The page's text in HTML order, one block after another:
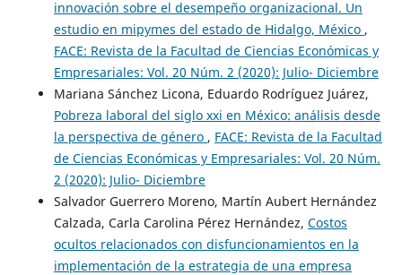
innovación sobre el desempeño organizacional. Un
estudio en mipymes del estado de Hidalgo, México ,
FACE: Revista de la Facultad de Ciencias Económicas y
Empresariales: Vol. 20 Núm. 2 (2020): Julio- Diciembre
Mariana Sánchez Licona, Eduardo Rodríguez Juárez,
Pobreza laboral del siglo xxi en México: análisis desde
la perspectiva de género , FACE: Revista de la Facultad
de Ciencias Económicas y Empresariales: Vol. 20 Núm.
2 (2020): Julio- Diciembre
Salvador Guerrero Moreno, Martín Aubert Hernández
Calzada, Carla Carolina Pérez Hernández, Costos
ocultos relacionados con disfuncionamientos en la
implementación de la estrategia de una empresa